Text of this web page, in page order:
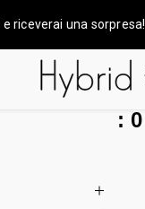
riceverai una sorpresa!
: 0